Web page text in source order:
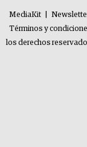
MediaKit
Términos y
los derechos